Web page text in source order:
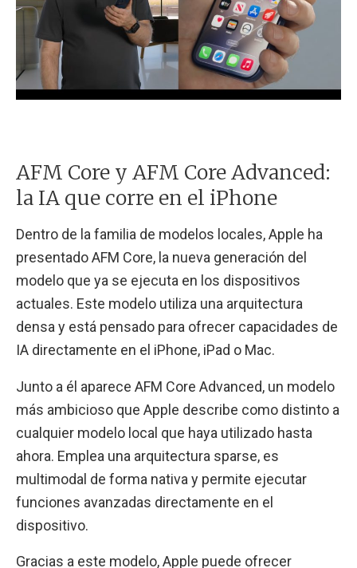
AFM Core y AFM Core Advanced:
la IA que corre en el iPhone
Dentro de la familia de modelos locales, Apple ha
presentado AFM Core, la nueva generación del
modelo que ya se ejecuta en los dispositivos
actuales. Este modelo utiliza una arquitectura
densa y está pensado para ofrecer capacidades de
IA directamente en el iPhone, iPad o Mac.
Junto a él aparece AFM Core Advanced, un modelo
más ambicioso que Apple describe como distinto a
cualquier modelo local que haya utilizado hasta
ahora. Emplea una arquitectura sparse, es
multimodal de forma nativa y permite ejecutar
funciones avanzadas directamente en el
dispositivo.
Gracias a este modelo, Apple puede ofrecer